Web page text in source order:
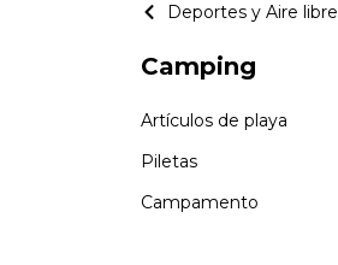
Deportes y Aire libre
Camping
Artículos de playa
Piletas
Campamento